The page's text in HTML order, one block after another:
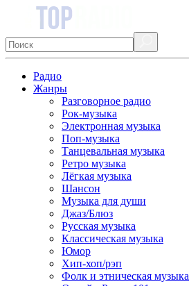
Радио
Жанры
Разговорное радио
Рок-музыка
Электронная музыка
Поп-музыка
Танцевальная музыка
Ретро музыка
Лёгкая музыка
Шансон
Музыка для души
Джаз/Блюз
Русская музыка
Классическая музыка
Юмор
Хип-хоп/рэп
Фолк и этническая музыка